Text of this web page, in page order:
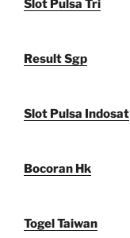
Slot Pulsa Tri
Result Sgp
Slot Pulsa Indosat
Bocoran Hk
Togel Taiwan